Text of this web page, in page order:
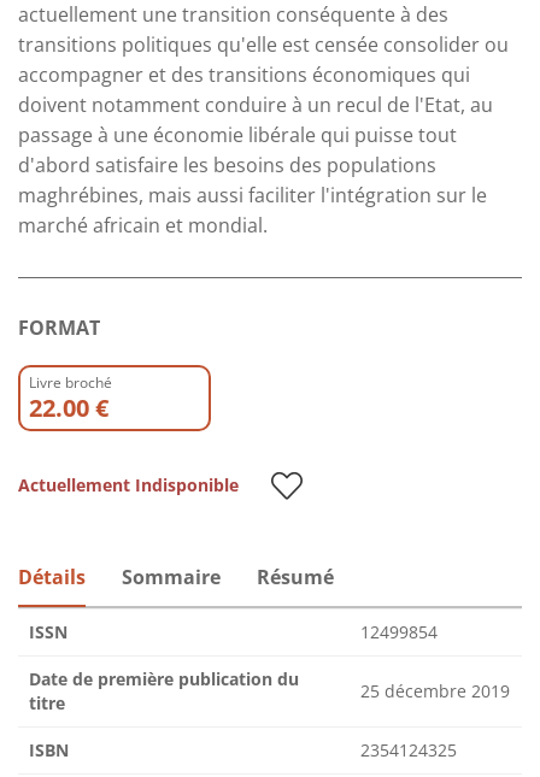
actuellement une transition conséquente à des
transitions politiques qu'elle est censée consolider ou
accompagner et des transitions économiques qui
doivent notamment conduire à un recul de l'Etat, au
passage à une économie libérale qui puisse tout
d'abord satisfaire les besoins des populations
maghrébines, mais aussi faciliter l'intégration sur le
marché africain et mondial.
FORMAT
Livre broché
22.00 €
Actuellement Indisponible
Détails Sommaire Résumé
ISSN 12499854
Date de première publication du
titre
25 décembre 2019
ISBN 2354124325